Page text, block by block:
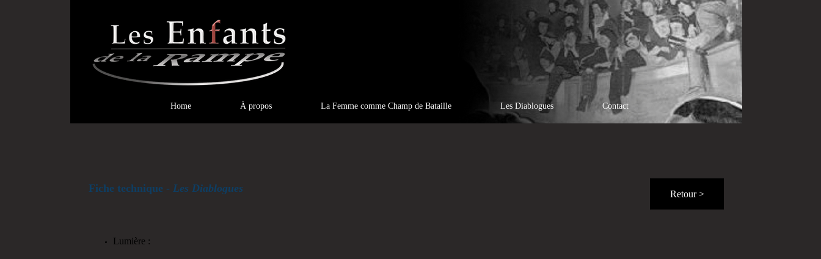
Home À propos La Femme comme Champ de Bataille Les Diablogues Contact
Fiche technique - Les Diablogues Retour >
Lumière :